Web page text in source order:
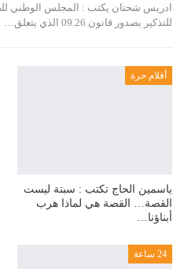
ادريس شحتان يكتب : المجلس الوطني
للتذكير بصدور قانون 09.26 الذي يتعلق…
أقلام حرة
ياسمين الحاج تكتب : سبتة ليست
القصة… القصة هي لماذا هرب
أبناؤنا…
24 ساعة